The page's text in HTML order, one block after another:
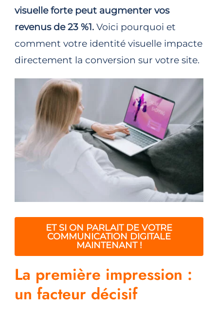
visuelle forte peut augmenter vos
revenus de 23 %1.Voici pourquoi et
comment votre identité visuelle impacte
directement la conversion sur votre site.
ET SI ON PARLAIT DE VOTRE
COMMUNICATION DIGITALE
MAINTENANT !
La première impression :
un facteur décisif